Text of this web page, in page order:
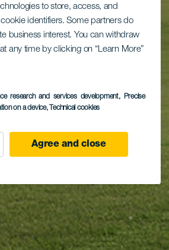
to store, access, and
identifiers. Some partners do
business interest. You can withdraw
any time by clicking on “Learn More”
research and services development, Precise
on a device, Technical cookies
Agree and close